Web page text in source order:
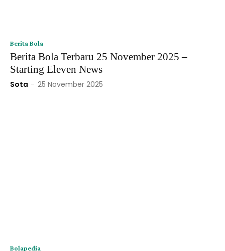
Berita Bola
Berita Bola Terbaru 25 November 2025 –
Starting Eleven News
Sota - 25 November 2025
Bolapedia